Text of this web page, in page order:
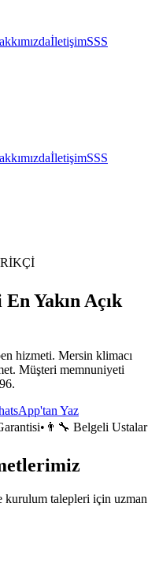
İletişimSSS
İletişimSSS
Yakın Açık
hizmeti. Mersin klimacı
Müşteri memnuniyeti
Yaz
• 👨‍🔧 Belgeli Ustalar
kurulum talepleri için uzman